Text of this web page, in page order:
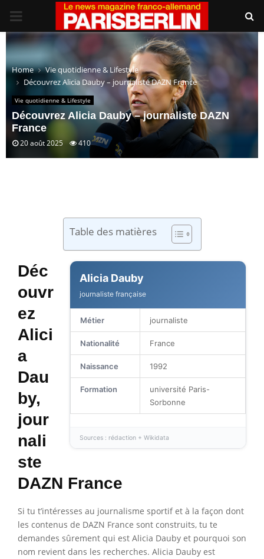
PRIMARY
MENU
Home
Vie quotidienne & Lifestyle
Découvrez Alicia Dauby – journaliste DAZN France
Vie quotidienne & Lifestyle
Découvrez Alicia Dauby – journaliste DAZN
France
20 août 2025 410
Table des matières
Alicia Dauby
journaliste française
Métier journaliste
Nationalité France
Naissance 1992
Formation
université Paris-
Sorbonne
Sources : rédaction + Wikidata
Déc
ouvr
ez
Alici
a
Dau
by,
jour
nali
ste
DAZN France
Si tu t’intéresses au journalisme sportif et à la façon dont
les contenus de DAZN France sont construits, tu te
demandes sûrement qui est Alicia Dauby et pourquoi son
nom revient dans les recherches. Alicia Dauby est